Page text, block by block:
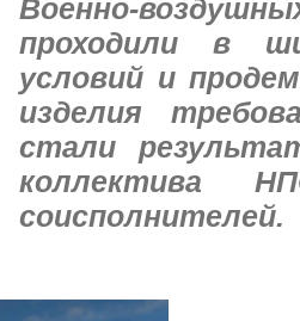
Военно-
проходили в
условий и
изделия
стали
коллектива
соисполнителей.